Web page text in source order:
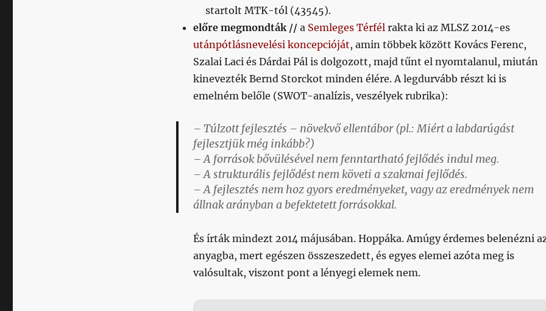
startolt MTK-tól (43545).
előre megmondták // a Semleges Térfélrakta ki az MLSZ 2014-es
utánpótlásnevelési koncepcióját, amin többek között Kovács Ferenc,
Szalai Laci és Dárdai Pál is dolgozott, majd tűnt el nyomtalanul, miután
kinevezték Bernd Storckot minden élére. A legdurvább részt ki is
emelném belőle (SWOT-analízis, veszélyek rubrika):
– Túlzott fejlesztés – növekvő ellentábor (pl.: Miért a labdarúgást
fejlesztjük még inkább?)
– A források bővülésével nem fenntartható fejlődés indul meg.
– A strukturális fejlődést nem követi a szakmai fejlődés.
– A fejlesztés nem hoz gyors eredményeket, vagy az eredmények nem
állnak arányban a befektetett forrásokkal.
És írták mindezt 2014 májusában. Hoppáka. Amúgy érdemes belenézni
anyagba, mert egészen összeszedett, és egyes elemei azóta meg is
valósultak, viszont pont a lényegi elemek nem.